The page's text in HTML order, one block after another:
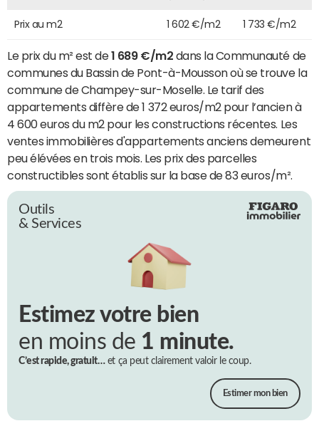
Prix au m2 1 602 €/m2 1 733 €/m2
Le prix du m² est de1 689 €/m2 dans la Communauté de
communes du Bassin de Pont-à-Mousson où se trouve la
commune de Champey-sur-Moselle. Le tarif des
appartements diffère de 1 372 euros/m2 pour l’ancien à
4 600 euros du m2 pour les constructions récentes. Les
ventes immobilières d'appartements anciens demeurent
peu élévées en trois mois. Les prix des parcelles
constructibles sont établis sur la base de 83 euros/m².
Outils
& Services
Estimez votre bien
en moins de 1 minute.
C’est rapide, gratuit…et ça peut clairement valoir le coup.
Estimer mon bien